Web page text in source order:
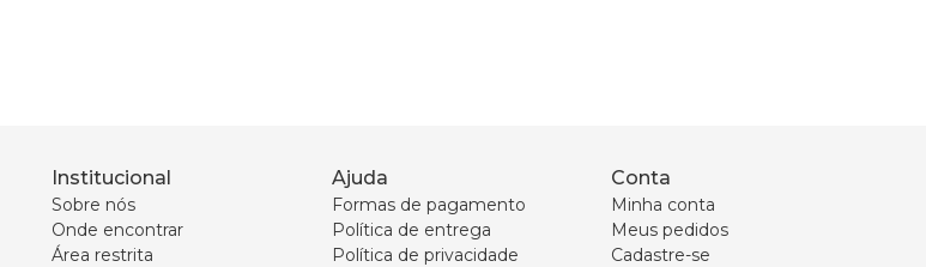
Institucional
Sobre nós
Onde encontrar
Área restrita
Ajuda
Formas de pagamento
Política de entrega
Política de privacidade
Conta
Minha conta
Meus pedidos
Cadastre-se